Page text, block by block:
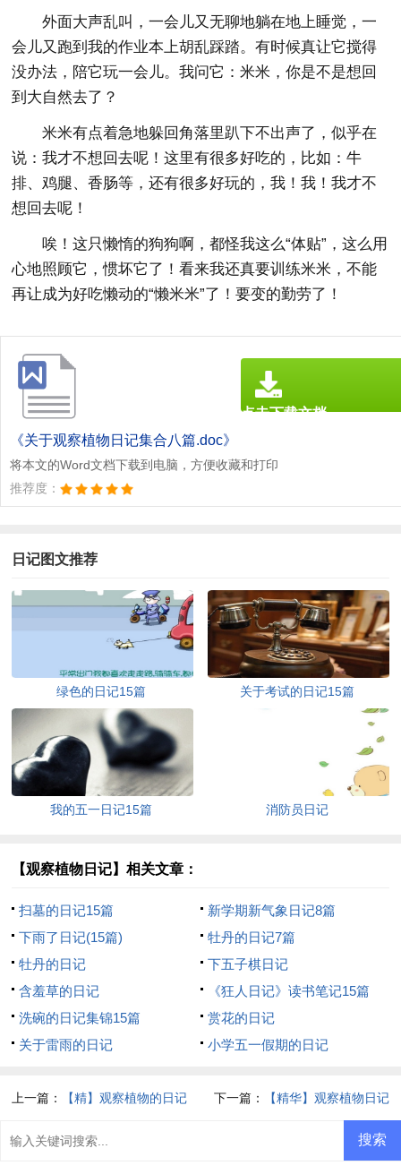
外面大声乱叫，一会儿又无聊地躺在地上睡觉，一
会儿又跑到我的作业本上胡乱踩踏。有时候真让它搅得
没办法，陪它玩一会儿。我问它：米米，你是不是想回
到大自然去了？
米米有点着急地躲回角落里趴下不出声了，似乎在
说：我才不想回去呢！这里有很多好吃的，比如：牛
排、鸡腿、香肠等，还有很多好玩的，我！我！我才不
想回去呢！
唉！这只懒惰的狗狗啊，都怪我这么“体贴”，这么用
心地照顾它，惯坏它了！看来我还真要训练米米，不能
再让成为好吃懒动的“懒米米”了！要变的勤劳了！
《关于观察植物日记集合八篇.doc》
将本文的Word文档下载到电脑，方便收藏和打印
推荐度：
点击下载文档
日记图文推荐
绿色的日记15篇 关于考试的日记15篇
我的五一日记15篇 消防员日记
【观察植物日记】相关文章：
扫墓的日记15篇
新学期新气象日记8篇
下雨了日记(15篇)
牡丹的日记7篇
牡丹的日记
下五子棋日记
含羞草的日记
《狂人日记》读书笔记15篇
洗碗的日记集锦15篇
赏花的日记
关于雷雨的日记
小学五一假期的日记
上一篇：
【精】观察植物的日记
下一篇：
【精华】观察植物日记